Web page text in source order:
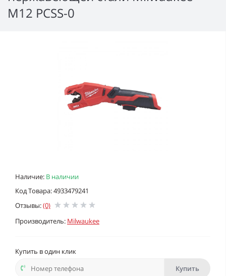
M12 PCSS-0
Наличие: В наличии
Код Товара: 4933479241
Отзывы:(0)
Производитель: Milwaukee
Купить в один клик
Купить